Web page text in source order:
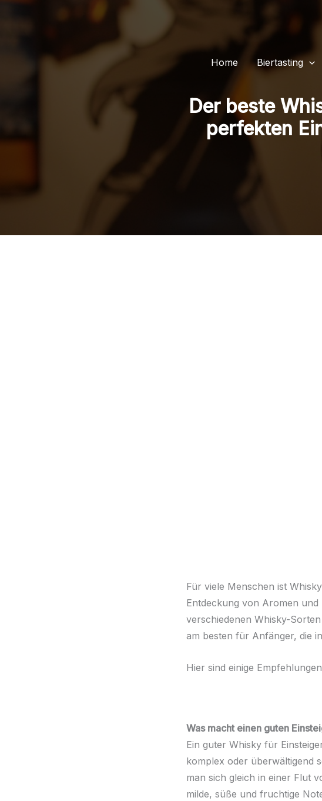
Home
Biertasting
Der beste
perfekten
Für viele Menschen ist
Entdeckung von Aromen und
verschiedenen Whisky-
am besten für Anfänger, die
Hier sind einige
Was macht einen guten
Ein guter Whisky für
komplex oder überwältigend
man sich gleich in einer Flut
milde, süße und fruchtige